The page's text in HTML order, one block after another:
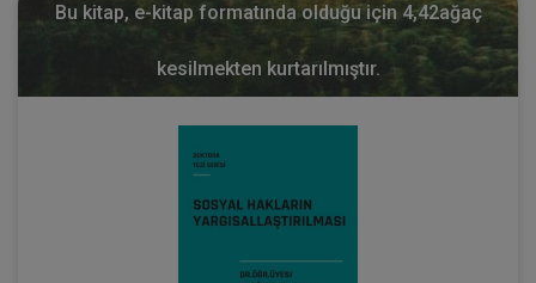
Bu kitap, e-kitap formatında olduğu için 4,42ağaç
kesilmekten kurtarılmıştır.